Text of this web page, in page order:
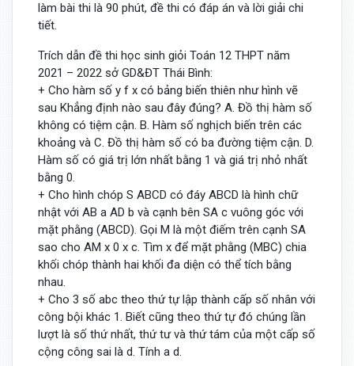
làm bài thi là 90 phút, đề thi có đáp án và lời giải chi
tiết.
Trích dẫn đề thi học sinh giỏi Toán 12 THPT năm
2021 – 2022 sở GD&ĐT Thái Bình:
+ Cho hàm số y f x có bảng biến thiên như hình vẽ
sau Khẳng định nào sau đây đúng? A. Đồ thị hàm số
không có tiệm cận. B. Hàm số nghịch biến trên các
khoảng và C. Đồ thị hàm số có ba đường tiệm cận. D.
Hàm số có giá trị lớn nhất bằng 1 và giá trị nhỏ nhất
bằng 0.
+ Cho hình chóp S ABCD có đáy ABCD là hình chữ
nhật với AB a AD b và cạnh bên SA c vuông góc với
mặt phằng (ABCD). Gọi M là một điếm trên cạnh SA
sao cho AM x 0 x c. Tìm x để mặt phằng (MBC) chia
khối chóp thành hai khối đa diện có thể tích bằng
nhau.
+ Cho 3 số abc theo thứ tự lập thành cấp số nhân với
công bội khác 1. Biết cũng theo thứ tự đó chúng lần
lượt là số thứ nhất, thứ tư và thứ tám của một cấp số
cộng công sai là d. Tính a d.